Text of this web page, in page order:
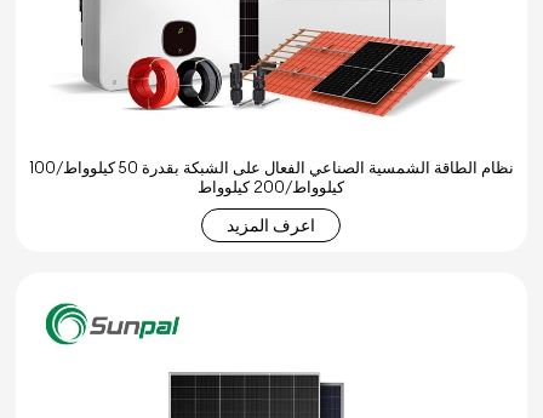
نظام الطاقة الشمسية الصناعي الفعال على الشبكة بقدرة 50 كيلوواط/100
كيلوواط/200 كيلوواط
اعرف المزيد